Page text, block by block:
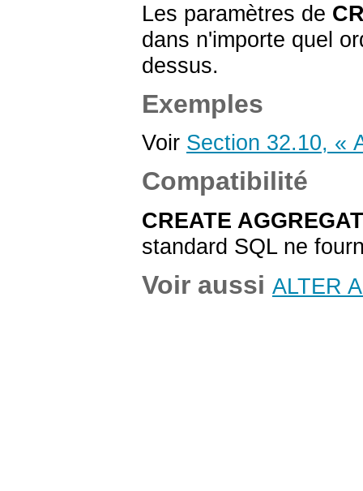
Les paramètres de
dans n'importe quel
dessus.
Exemples
Voir Section 32.10, «
Compatibilité
CREATE
standard SQL ne
Voir aussi ALTER